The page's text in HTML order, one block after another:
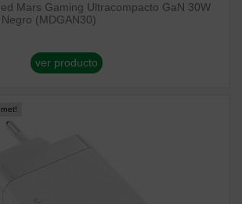
Mars Gaming Ultracompacto GaN 30W
(MDGAN30)
ver producto